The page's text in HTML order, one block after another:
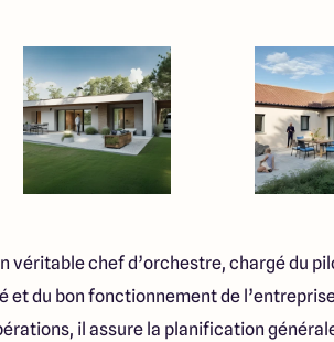
véritable chef d’orchestre, chargé du
et du bon fonctionnement de
il assure la planification